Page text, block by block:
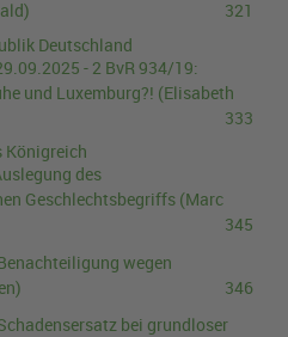
321
Deutschland
- 2 BvR 934/19:
und Luxemburg?! (Elisabeth
333
Königreich
des
Geschlechtsbegriffs (Marc
345
wegen
346
bei grundloser